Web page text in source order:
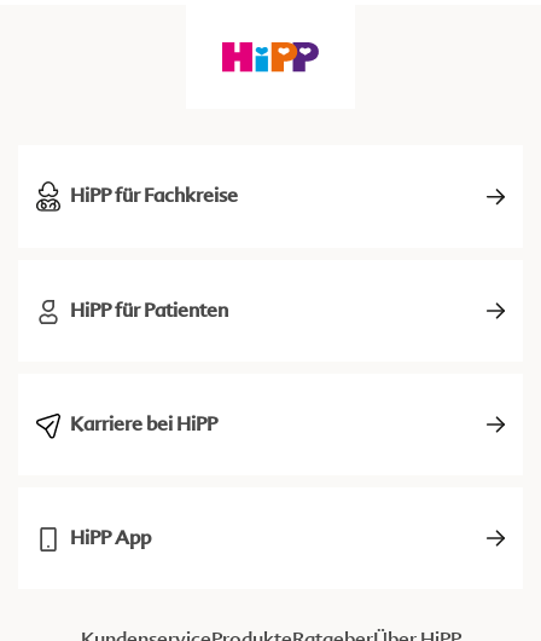
HiPP für Fachkreise
HiPP für Patienten
Karriere bei HiPP
HiPP App